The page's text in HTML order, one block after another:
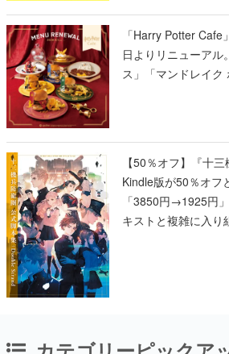
ス」「マンドレイク
【50％オフ】『十
「3850円→1925円
キストと複雑に入
確認
カテゴリーピックアッ